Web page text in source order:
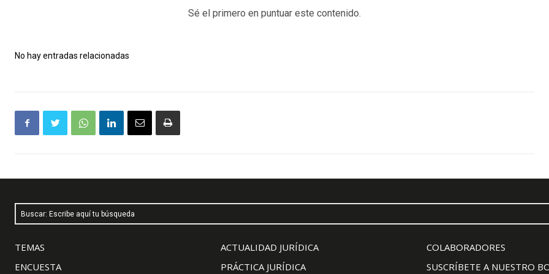
Sé el primero en puntuar este contenido.
No hay entradas relacionadas
Buscar: Escribe aquí tu búsqueda
TEMAS
ENCUESTA
ACTUALIDAD JURÍDICA
PRÁCTICA JURÍDICA
COLABORADORES
SUSCRÍBETE A NUESTRO